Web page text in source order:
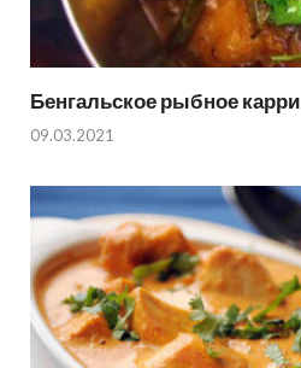
Бенгальское рыбное карри
09.03.2021